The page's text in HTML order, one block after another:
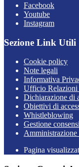
Facebook
Youtube
Instagram
Sezione Link Utili
Cookie policy
Note legali
Informativa
Ufficio
Dichiarazione di
Obiettivi di
Whistleblowing
Gestione
Amministrazione
Pagina